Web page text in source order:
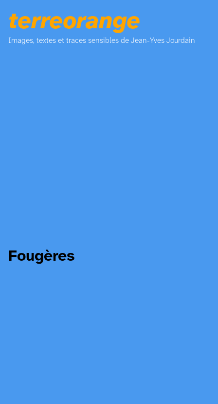
terreorange
Images, textes et traces sensibles de Jean-Yves Jourdain
Fougères